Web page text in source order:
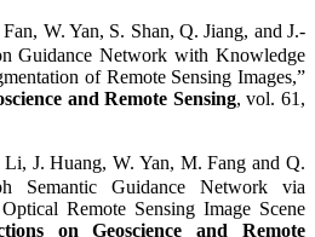
W. Yan, S. Shan, Q. Jiang, and J.-
Guidance Network with Knowledge
of Remote Sensing Images,”
and Remote Sensing, vol. 61,
Li, J. Huang, W. Yan, M. Fang and Q.
Semantic Guidance Network via
Remote Sensing Image Scene
on Geoscience and Remote